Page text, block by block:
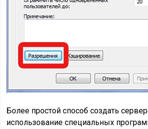
Более простой способ создать
использование специальных